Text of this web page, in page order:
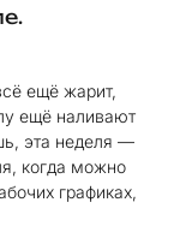
ещё жарит,
ещё наливают
эта неделя —
когда можно
графиках,